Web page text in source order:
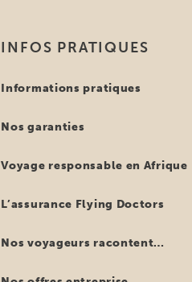
INFOS PRATIQUES
Informations pratiques
Nos garanties
Voyage responsable en Afrique
L’assurance Flying Doctors
Nos voyageurs racontent…